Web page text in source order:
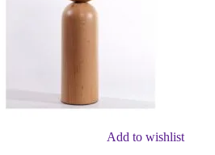
Add to wishlist